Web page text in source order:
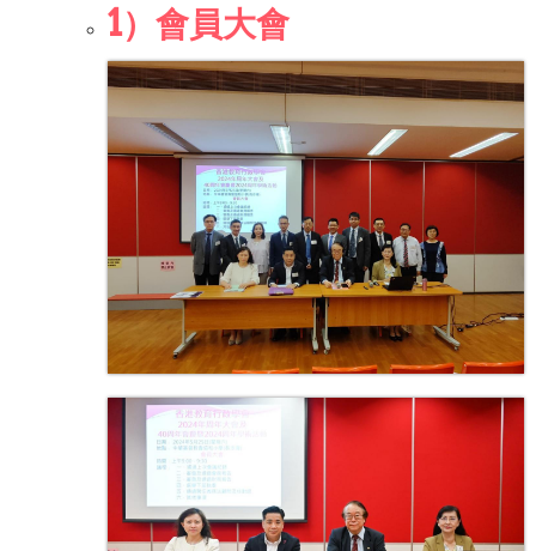
1）會員大會